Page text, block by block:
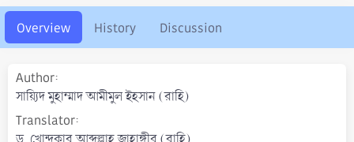
r
i
e
Overview History Discussion
Author
সায়্যিদ মুহাম্মাদ আমীমুল ইহসান (রাহি)
Translator